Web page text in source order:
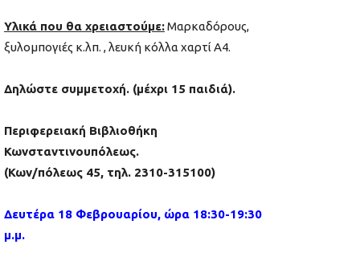
Υλικά που θα χρειαστούμε:Μαρκαδόρους,
ξυλομπογιές κ.λπ. , λευκή κόλλα χαρτί Α4.
Δηλώστε συμμετοχή. (μέχρι 15 παιδιά).
Περιφερειακή Βιβλιοθήκη
Κωνσταντινουπόλεως.
(Κων/πόλεως 45, τηλ. 2310-315100)
Δευτέρα 18 Φεβρουαρίου, ώρα 18:30-19:30
μ.μ.